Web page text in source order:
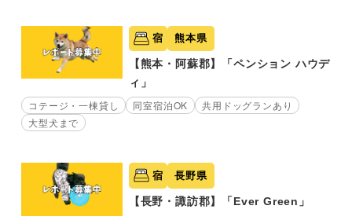
宿 熊本県
【熊本・阿蘇郡】「ペンション ハウデ
ィ」
コテージ・一棟貸し 同室宿泊OK
共用ドッグランあり
大型犬まで
宿 長野県
【長野・諏訪郡】「Ever Green」